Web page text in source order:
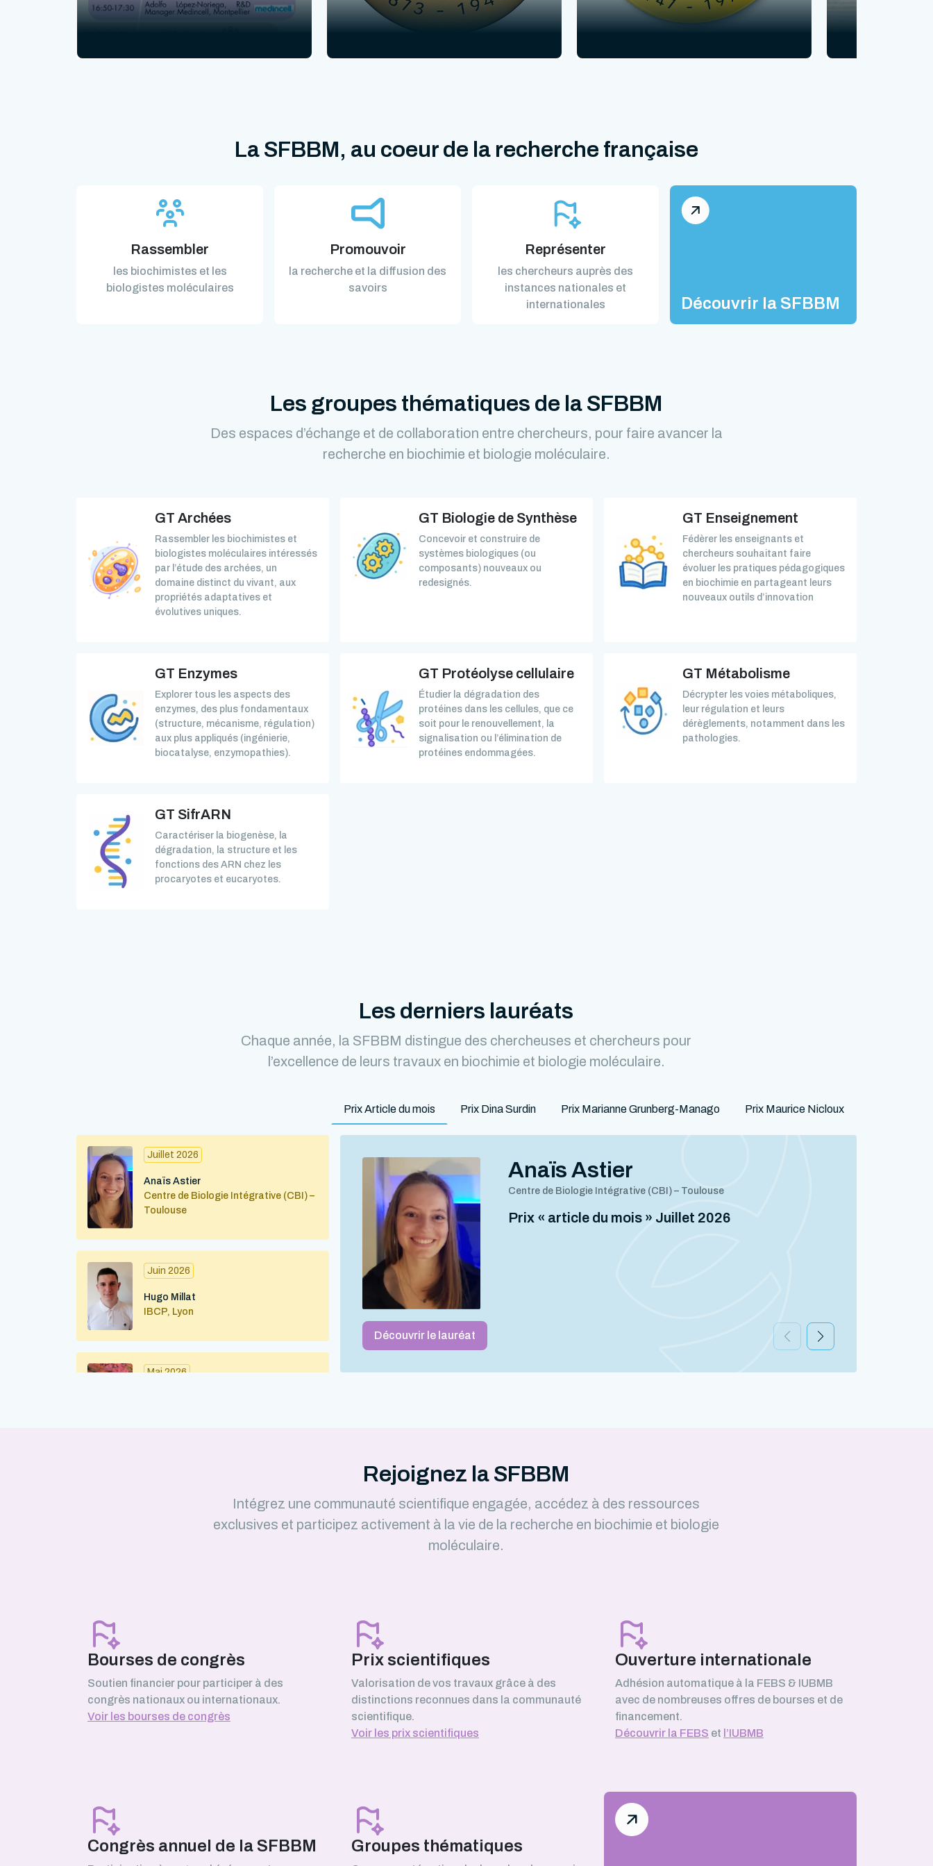
La SFBBM, au coeur de la recherche française
Rassembler
les biochimistes et les
biologistes moléculaires
Promouvoir
la recherche et la diffusion des
savoirs
Représenter
les chercheurs auprès des
instances nationales et
internationales
Découvrir la SFBBM
Les groupes thématiques de la SFBBM
Des espaces d’échange et de collaboration entre chercheurs, pour faire avancer la
recherche en biochimie et biologie moléculaire.
GT Archées
Rassembler les biochimistes et
biologistes moléculaires intéressés
par l’étude des archées, un
domaine distinct du vivant, aux
propriétés adaptatives et
évolutives uniques.
GT Biologie de Synthèse
Concevoir et construire de
systèmes biologiques (ou
composants) nouveaux ou
redesignés.
GT Enseignement
Fédèrer les enseignants et
chercheurs souhaitant faire
évoluer les pratiques pédagogiques
en biochimie en partageant leurs
nouveaux outils d’innovation
GT Enzymes
Explorer tous les aspects des
enzymes, des plus fondamentaux
(structure, mécanisme, régulation)
aux plus appliqués (ingénierie,
biocatalyse, enzymopathies).
GT Protéolyse cellulaire
Étudier la dégradation des
protéines dans les cellules, que ce
soit pour le renouvellement, la
signalisation ou l’élimination de
protéines endommagées.
GT Métabolisme
Décrypter les voies métaboliques,
leur régulation et leurs
dérèglements, notamment dans les
pathologies.
GT SifrARN
Caractériser la biogenèse, la
dégradation, la structure et les
fonctions des ARN chez les
procaryotes et eucaryotes.
Les derniers lauréats
Chaque année, la SFBBM distingue des chercheuses et chercheurs pour
l’excellence de leurs travaux en biochimie et biologie moléculaire.
Prix Article du mois Prix Dina Surdin Prix Marianne Grunberg-Manago Prix Maurice Nicloux
Juillet 2026
Anaïs Astier
Centre de Biologie Intégrative (CBI) –
Toulouse
Juin 2026
Hugo Millat
IBCP, Lyon
Mai 2026
LISM (CNRS / Aix-Marseille
Février 2026
Morgane Roger-Margueritat
Anaïs Astier
Centre de Biologie Intégrative (CBI) – Toulouse
Prix « article du mois » Juillet 2026
Découvrir le lauréat
Rejoignez la SFBBM
Intégrez une communauté scientifique engagée, accédez à des ressources
exclusives et participez activement à la vie de la recherche en biochimie et biologie
moléculaire.
Bourses de congrès
Soutien financier pour participer à des
congrès nationaux ou internationaux.
Voir les bourses de congrès
Prix scientifiques
Valorisation de vos travaux grâce à des
distinctions reconnues dans la communauté
scientifique.
Voir les prix scientifiques
Ouverture internationale
Adhésion automatique à la FEBS & IUBMB
avec de nombreuses offres de bourses et de
financement.
Découvrir la FEBS et l’IUBMB
Congrès annuel de la SFBBM Groupes thématiques